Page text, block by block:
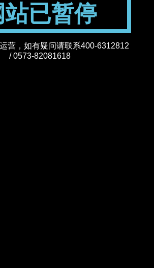
站已暂停
营，如有疑问请联系400-6312812
/ 0573-82081618